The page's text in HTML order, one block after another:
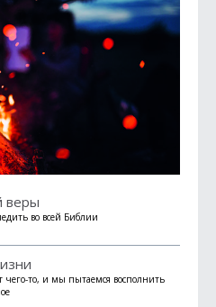
веры
во всей Библии
чего-то, и мы пытаемся восполнить